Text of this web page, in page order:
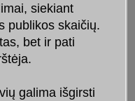
siekiant
publikos skaičių.
bet ir pati
galima išgirsti